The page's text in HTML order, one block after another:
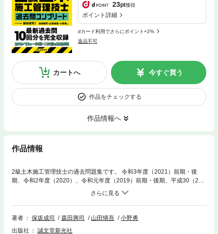
23pt獲得
ポイント詳細
dカード利用でさらにポイント+2%
返品不可
カートへ 今すぐ買う
作品をチェックする
作品情報へ
作品情報
2級土木施工管理技士の過去問題集です。 令和3年度（2021）前期・後
期、令和2年度（2020）、令和元年度（2019）前期・後期、平成30（201
8）年度前期・後期、29（2017）年度前期・後期、28（2016）年度に出
題された、学科試験（第1次検定）・実地試験（第2次検定）の過去問を収
録しています。 問題は年度別に収録されているため、本試験と同じ雰囲気
で学習することが可能。 選択肢ごとに詳細な解説がついているので、各分
著者 保坂成司 森田興司 山田愼吾
小野勇
出版社
誠文堂新光社